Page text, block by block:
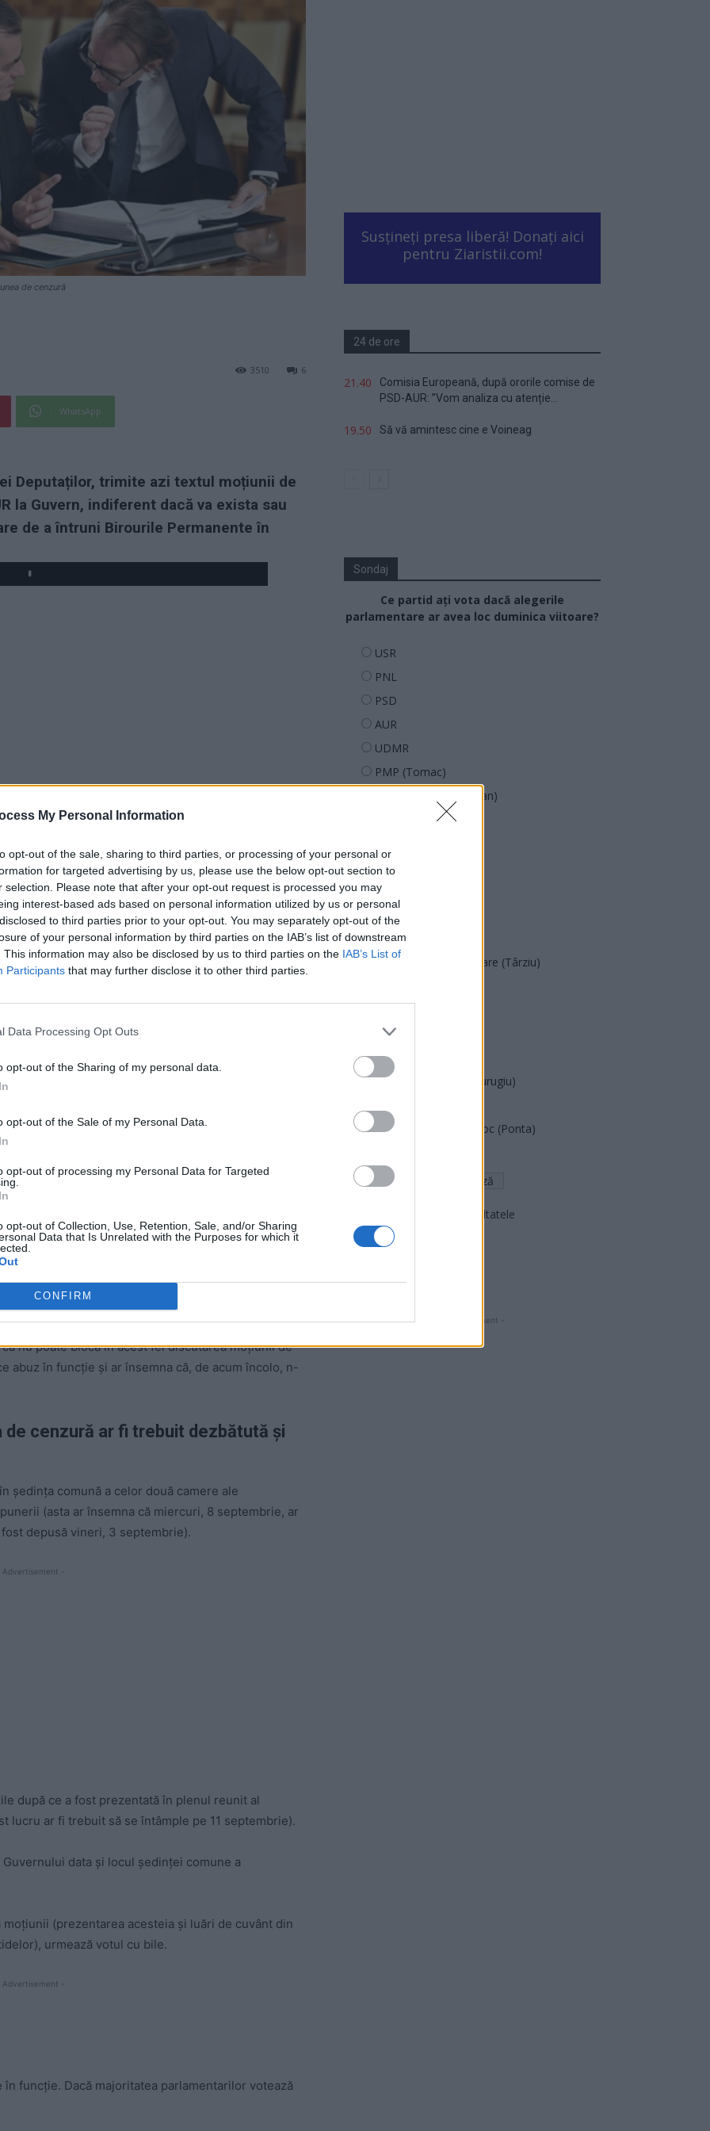
My Personal Information
opt-out of the sale, sharing to third parties, or processing of your personal or
for targeted advertising by us, please use the below opt-out section to
selection. Please note that after your opt-out request is processed you may
interest-based ads based on personal information utilized by us or personal
to third parties prior to your opt-out. You may separately opt-out of the
of your personal information by third parties on the IAB’s list of downstream
This information may also be disclosed by us to third parties on the IAB’s List of
Participants that may further disclose it to other third parties.
Data Processing Opt Outs
opt-out of the Sharing of my personal data.
opt-out of the Sale of my Personal Data.
opt-out of processing my Personal Data for Targeted
opt-out of Collection, Use, Retention, Sale, and/or Sharing
Data that Is Unrelated with the Purposes for which it
CONFIRM
de cenzură
6
3510
WhatsApp
Deputaților, trimite azi textul moțiunii de
la Guvern, indiferent dacă va exista sau
de a întruni Birourile Permanente în
ad
și PNL au blocat, de vineri până acum,
Guvernului Cîțu pe traseul parlamentar
în Birourile Permanente care urmau să ia
apoi calendarul moțiunii.
Guvernului că s-a depus moțiunea de cenzură și,
nu poate bloca în acest fel discutarea moțiunii de
abuz în funcție și ar însemna că, de acum încolo, n-
cenzură ar fi trebuit dezbătută și
ședința comună a celor două camere ale
(asta ar însemna că miercuri, 8 septembrie, ar
depusă vineri, 3 septembrie).
Advertisement -
după ce a fost prezentată în plenul reunit al
lucru ar fi trebuit să se întâmple pe 11 septembrie).
data și locul ședinței comune a
(prezentarea acesteia și luări de cuvânt din
urmează votul cu bile.
Advertisement -
funcție. Dacă majoritatea parlamentarilor votează
Susțineți presa liberă! Donați aici
pentru Ziaristii.com!
24 de ore
21.40
Comisia Europeană, după ororile comise de
PSD-AUR: ”Vom analiza cu atenție...
19.50 Să vă amintesc cine e Voineag
Sondaj
Ce partid ați vota dacă alegerile
parlamentare ar avea loc duminica viitoare?
USR
PNL
PSD
AUR
UDMR
PMP (Tomac)
Forța Dreptei (L. Orban)
SENS
SOS (Șoșoacă)
POT (Gavrilă)
PACE (Peia)
Acțiunea Conservatoare (Târziu)
PNȚCD (Pavelescu)
PNCR (Terheș)
Partidul Patrioților (Surugiu)
România pe Primul Loc (Ponta)
Arată rezultatele
Arhiva sondajelor
- Advertisment -